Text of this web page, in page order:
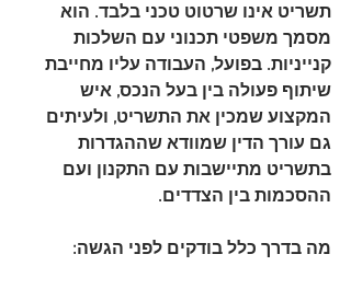
תשריט אינו שרטוט טכני בלבד. הוא
מסמך משפטי תכנוני עם השלכות
קנייניות. בפועל, העבודה עליו מחייבת
שיתוף פעולה בין בעל הנכס, איש
המקצוע שמכין את התשריט, ולעיתים
גם עורך הדין שמוודא שההגדרות
בתשריט מתיישבות עם התקנון ועם
ההסכמות בין הצדדים.
מה בדרך כלל בודקים לפני הגשה: